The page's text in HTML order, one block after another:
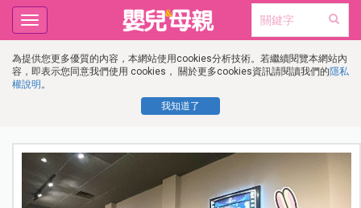
為提供您更多優質的內容，本網站使用cookies分析技術。若繼續閱覽本網站內
容，即表示您同意我們使用 cookies， 關於更多cookies資訊請閱讀我們的隱私
權說明 。
我知道了
Toggle
navigation